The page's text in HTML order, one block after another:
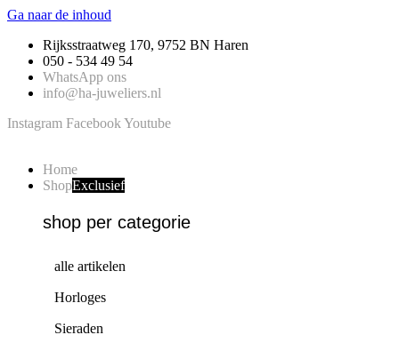
Ga naar de inhoud
Rijksstraatweg 170, 9752 BN Haren
050 - 534 49 54
WhatsApp ons
info@ha-juweliers.nl
Instagram Facebook Youtube
Home
ShopExclusief
shop per categorie
alle artikelen
Horloges
Sieraden